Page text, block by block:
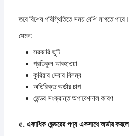
তবে বিশেষ পরিস্থিতিতে সময় বেশি লাগতে পারে।
যেমন:
সরকারি ছুটি
প্রতিকূল আবহাওয়া
কুরিয়ার সেবার বিলম্ব
অতিরিক্ত অর্ডার চাপ
ভেন্ডর সংক্রান্ত অপারেশনাল কারণ
৫. একাধিকভেন্ডরেরপণ্যএকসাথেঅর্ডারকরলে